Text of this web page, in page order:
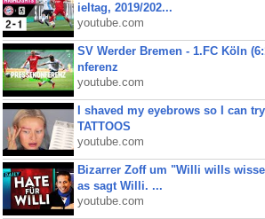
ieltag, 2019/202...
youtube.com
SV Werder Bremen - 1.FC Köln
nferenz
youtube.com
I shaved my eyebrows so I can
TATTOOS
youtube.com
Bizarrer Zoff um "Willi wills
as sagt Willi. ...
youtube.com